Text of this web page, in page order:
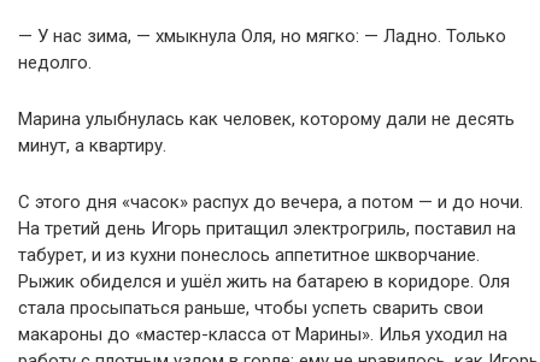
— У нас зима, — хмыкнула Оля, но мягко: — Ладно. Только
недолго.
Марина улыбнулась как человек, которому дали не десять
минут, а квартиру.
С этого дня «часок» распух до вечера, а потом — и до ночи.
На третий день Игорь притащил электрогриль, поставил на
табурет, и из кухни понеслось аппетитное шкворчание.
Рыжик обиделся и ушёл жить на батарею в коридоре. Оля
стала просыпаться раньше, чтобы успеть сварить свои
макароны до «мастер-класса от Марины». Илья уходил на